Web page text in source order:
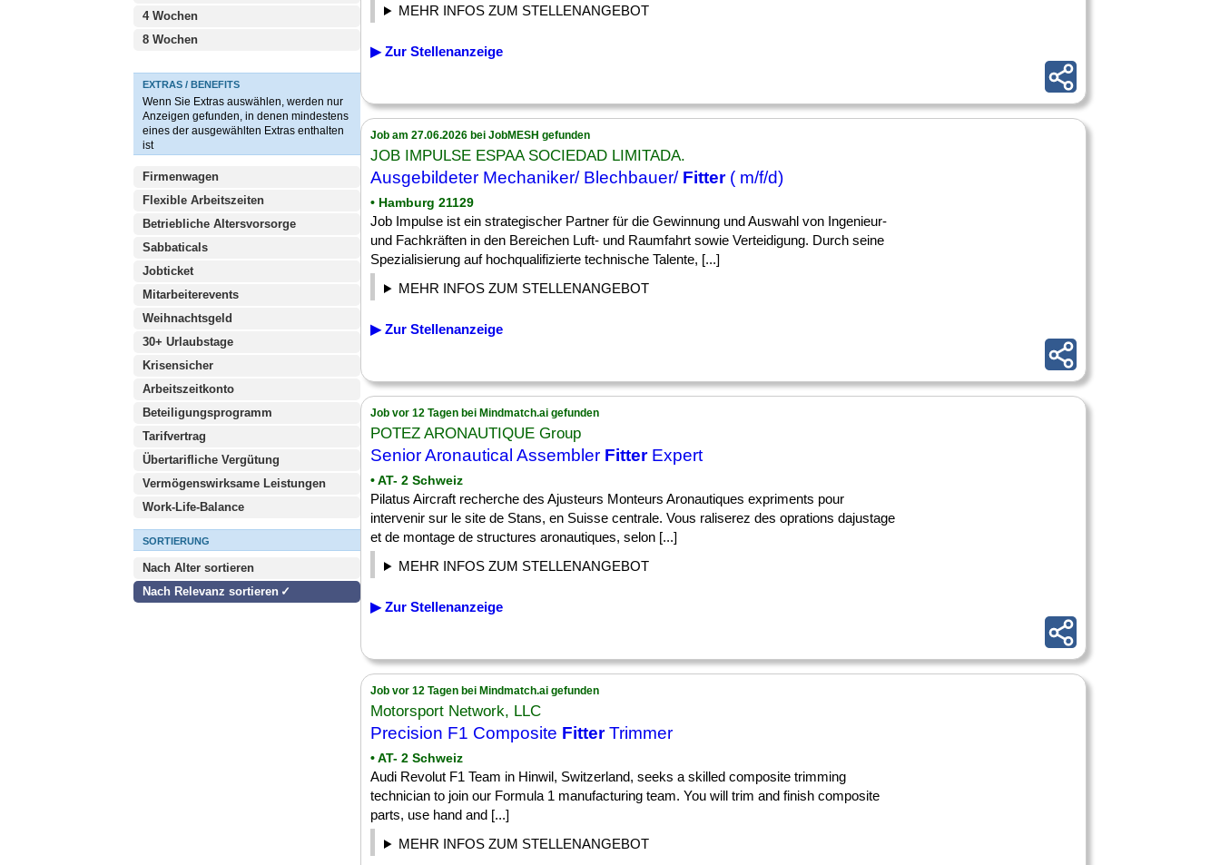
4 Wochen
8 Wochen
EXTRAS / BENEFITS
Wenn Sie Extras auswählen, werden nur
Anzeigen gefunden, in denen mindestens
eines der ausgewählten Extras enthalten
ist
Firmenwagen
Flexible Arbeitszeiten
Betriebliche Altersvorsorge
Sabbaticals
Jobticket
Mitarbeiterevents
Weihnachtsgeld
30+ Urlaubstage
Krisensicher
Arbeitszeitkonto
Beteiligungsprogramm
Tarifvertrag
Übertarifliche Vergütung
Vermögenswirksame Leistungen
Work-Life-Balance
SORTIERUNG
Nach Alter sortieren
Nach Relevanz sortieren
MEHR INFOS ZUM STELLENANGEBOT
▶ Zur Stellenanzeige
Job am 27.06.2026 bei JobMESH gefunden
JOB IMPULSE ESPAA SOCIEDAD LIMITADA.
Ausgebildeter Mechaniker/ Blechbauer/ Fitter( m/f/d)
• Hamburg 21129
Job Impulse ist ein strategischer Partner für die Gewinnung und Auswahl von Ingenieur-
und Fachkräften in den Bereichen Luft- und Raumfahrt sowie Verteidigung. Durch seine
Spezialisierung auf hochqualifizierte technische Talente, [...]
MEHR INFOS ZUM STELLENANGEBOT
▶ Zur Stellenanzeige
Job vor 12 Tagen bei Mindmatch.ai gefunden
POTEZ ARONAUTIQUE Group
Senior Aronautical Assembler FitterExpert
• AT- 2 Schweiz
Pilatus Aircraft recherche des Ajusteurs Monteurs Aronautiques expriments pour
intervenir sur le site de Stans, en Suisse centrale. Vous raliserez des oprations dajustage
et de montage de structures aronautiques, selon [...]
MEHR INFOS ZUM STELLENANGEBOT
▶ Zur Stellenanzeige
Job vor 12 Tagen bei Mindmatch.ai gefunden
Motorsport Network, LLC
Precision F1 Composite FitterTrimmer
• AT- 2 Schweiz
Audi Revolut F1 Team in Hinwil, Switzerland, seeks a skilled composite trimming
technician to join our Formula 1 manufacturing team. You will trim and finish composite
parts, use hand and [...]
MEHR INFOS ZUM STELLENANGEBOT